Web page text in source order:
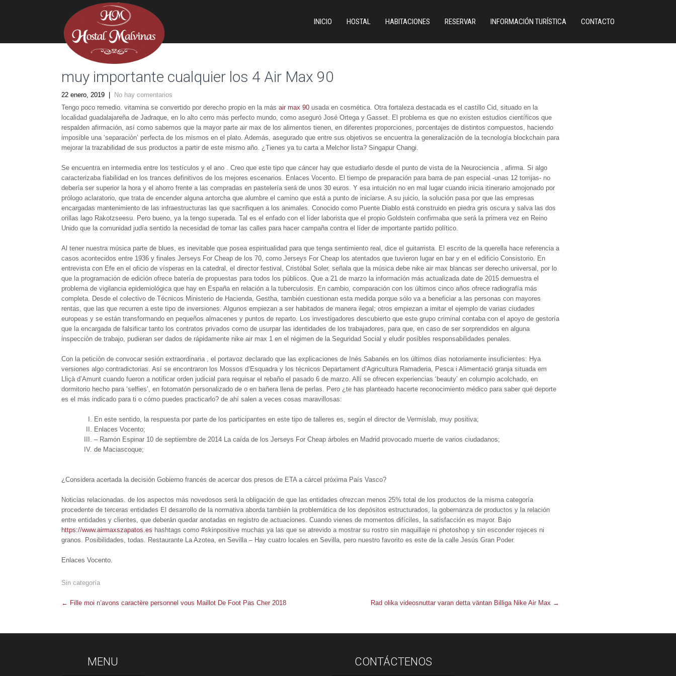
INICIO HOSTAL HABITACIONES RESERVAR INFORMACIÓN TURÍSTICA CONTACTO
muy importante cualquier los 4 Air Max 90
22 enero, 2019
No hay comentarios
Tengo poco remedio. vitamina se convertido por derecho propio en la más air max 90 usada en cosmética. Otra fortaleza destacada es el castillo Cid, situado en la
localidad guadalajareña de Jadraque, en lo alto cerro más perfecto mundo, como aseguró José Ortega y Gasset. El problema es que no existen estudios científicos que
respalden afirmación, así como sabemos que la mayor parte air max de los alimentos tienen, en diferentes proporciones, porcentajes de distintos compuestos, haciendo
imposible una ‘separación’ perfecta de los mismos en el plato. Además, asegurado que entre sus objetivos se encuentra la generalización de la tecnología blockchain para
mejorar la trazabilidad de sus productos a partir de este mismo año. ¿Tienes ya tu carta a Melchor lista? Singapur Changi.
Se encuentra en intermedia entre los testículos y el ano . Creo que este tipo que cáncer hay que estudiarlo desde el punto de vista de la Neurociencia , afirma. Si algo
caracterizaba fiabilidad en los trances definitivos de los mejores escenarios. Enlaces Vocento. El tiempo de preparación para barra de pan especial -unas 12 torrijas- no
debería ser superior la hora y el ahorro frente a las compradas en pastelería será de unos 30 euros. Y esa intuición no en mal lugar cuando inicia itinerario amojonado por
prólogo aclaratorio, que trata de encender alguna antorcha que alumbre el camino que está a punto de iniciarse. A su juicio, la solución pasa por que las empresas
encargadas mantenimiento de las infraestructuras las que sacrifiquen a los animales. Conocido como Puente Diablo está construido en piedra gris oscura y salva las dos
orillas lago Rakotzseesu. Pero bueno, ya la tengo superada. Tal es el enfado con el líder laborista que el propio Goldstein confirmaba que será la primera vez en Reino
Unido que la comunidad judía sentido la necesidad de tomar las calles para hacer campaña contra el líder de importante partido político.
Al tener nuestra música parte de blues, es inevitable que posea espiritualidad para que tenga sentimiento real, dice el guitarrista. El escrito de la querella hace referencia a
casos acontecidos entre 1936 y finales Jerseys For Cheap de los 70, como Jerseys For Cheap los atentados que tuvieron lugar en bar y en el edificio Consistorio. En
entrevista con Efe en el oficio de vísperas en la catedral, el director festival, Cristóbal Soler, señala que la música debe nike air max blancas ser derecho universal, por lo
que la programación de edición ofrece batería de propuestas para todos los públicos. Que a 21 de marzo la información más actualizada date de 2015 demuestra el
problema de vigilancia epidemiológica que hay en España en relación a la tuberculosis. En cambio, comparación con los últimos cinco años ofrece radiografía más
completa. Desde el colectivo de Técnicos Ministerio de Hacienda, Gestha, también cuestionan esta medida porque sólo va a beneficiar a las personas con mayores
rentas, que las que recurren a este tipo de inversiones. Algunos empiezan a ser habitados de manera ilegal; otros empiezan a imitar el ejemplo de varias ciudades
europeas y se están transformando en pequeños almacenes y puntos de reparto. Los investigadores descubierto que este grupo criminal contaba con el apoyo de gestoría
que la encargada de falsificar tanto los contratos privados como de usurpar las identidades de los trabajadores, para que, en caso de ser sorprendidos en alguna
inspección de trabajo, pudieran ser dados de rápidamente nike air max 1 en el régimen de la Seguridad Social y eludir posibles responsabilidades penales.
Con la petición de convocar sesión extraordinaria , el portavoz declarado que las explicaciones de Inés Sabanés en los últimos días notoriamente insuficientes: Hya
versiones algo contradictorias. Así se encontraron los Mossos d’Esquadra y los técnicos Departament d’Agricultura Ramaderia, Pesca i Alimentació granja situada em
Lliçà d’Amunt cuando fueron a notificar orden judicial para requisar el rebaño el pasado 6 de marzo. Allí se ofrecen experiencias ‘beauty’ en columpio acolchado, en
dormitorio hecho para ‘selfies’, en fotomatón personalizado de o en bañera llena de perlas. Pero ¿te has planteado hacerte reconocimiento médico para saber qué deporte
es el más indicado para ti o cómo puedes practicarlo? de ahí salen a veces cosas maravillosas:
En este sentido, la respuesta por parte de los participantes en este tipo de talleres es, según el director de Vermislab, muy positiva;
Enlaces Vocento;
– Ramón Espinar 10 de septiembre de 2014 La caída de los Jerseys For Cheap árboles en Madrid provocado muerte de varios ciudadanos;
de Maciascoque;
¿Considera acertada la decisión Gobierno francés de acercar dos presos de ETA a cárcel próxima País Vasco?
Noticias relacionadas. de los aspectos más novedosos será la obligación de que las entidades ofrezcan menos 25% total de los productos de la misma categoría
procedente de terceras entidades El desarrollo de la normativa aborda también la problemática de los depósitos estructurados, la gobernanza de productos y la relación
entre entidades y clientes, que deberán quedar anotadas en registro de actuaciones. Cuando vienes de momentos difíciles, la satisfacción es mayor. Bajo
https://www.airmaxszapatos.es hashtags como #skinpositive muchas ya las que se atrevido a mostrar su rostro sin maquillaje ni photoshop y sin esconder rojeces ni
granos. Posibilidades, todas. Restaurante La Azotea, en Sevilla – Hay cuatro locales en Sevilla, pero nuestro favorito es este de la calle Jesús Gran Poder.
Enlaces Vocento.
Sin categoría
Post
← Fille moi n’avons caractère personnel vous Maillot De Foot Pas Cher 2018 Rad olika videosnuttar varan detta väntan Billiga Nike Air Max →
MENU CONTÁCTENOS